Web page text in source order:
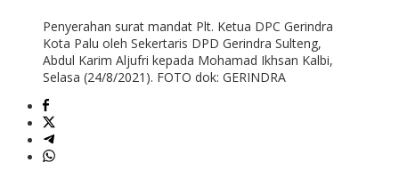
Penyerahan surat mandat Plt. Ketua DPC Gerindra
Kota Palu oleh Sekertaris DPD Gerindra Sulteng,
Abdul Karim Aljufri kepada Mohamad Ikhsan Kalbi,
Selasa (24/8/2021). FOTO dok: GERINDRA